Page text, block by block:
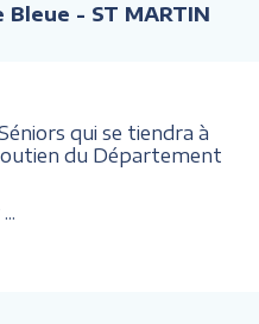
Bleue - ST MARTIN
qui se tiendra à
du Département